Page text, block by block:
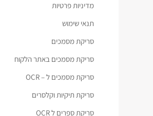
מדיניות פרטיות
תנאי שימוש
סריקת מסמכים
סריקת מסמכים באתר הלקוח
סריקת מסמכים ל – OCR
סריקת תיקיות וקלסרים
סריקת ספרים ל OCR